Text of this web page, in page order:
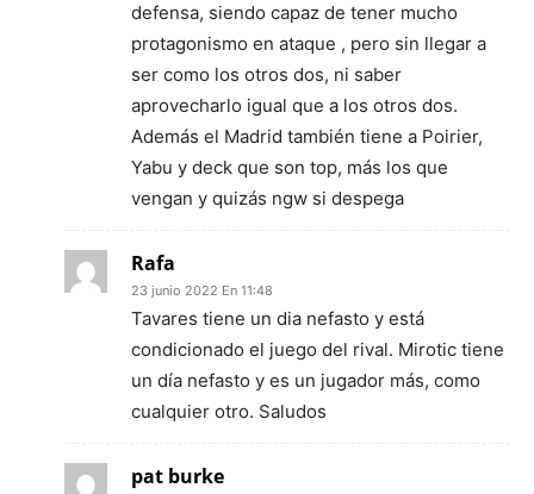
defensa, siendo capaz de tener mucho
protagonismo en ataque , pero sin llegar a
ser como los otros dos, ni saber
aprovecharlo igual que a los otros dos.
Además el Madrid también tiene a Poirier,
Yabu y deck que son top, más los que
vengan y quizás ngw si despega
Rafa
23 junio 2022 En 11:48
Tavares tiene un dia nefasto y está
condicionado el juego del rival. Mirotic tiene
un día nefasto y es un jugador más, como
cualquier otro. Saludos
pat burke